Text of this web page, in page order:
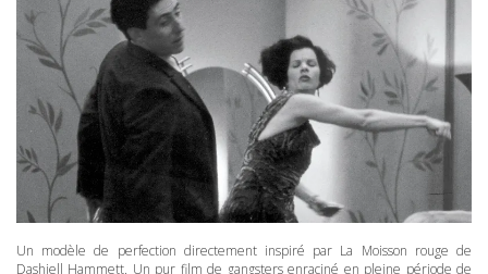
Un modèle de perfection directement inspiré par La Moisson rouge de
Dashiell Hammett. Un pur film de gangsters enraciné en pleine période de